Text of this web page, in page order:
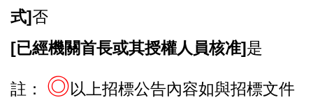
式]否
[已經機關首長或其授權人員核准]是
註： ◎以上招標公告內容如與招標文件